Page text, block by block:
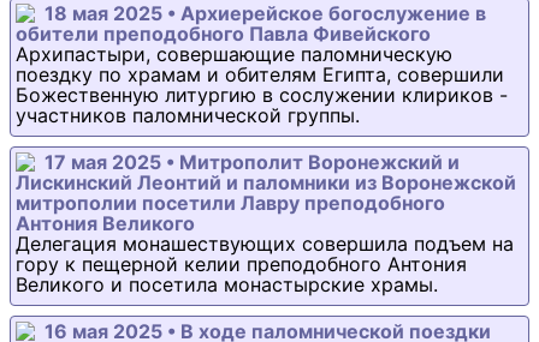
18 мая 2025 • Архиерейское богослужение в
обители преподобного Павла Фивейского
Архипастыри, совершающие паломническую
поездку по храмам и обителям Египта, совершили
Божественную литургию в сослужении клириков -
участников паломнической группы.
17 мая 2025 • Митрополит Воронежский и
Лискинский Леонтий и паломники из Воронежской
митрополии посетили Лавру преподобного
Антония Великого
Делегация монашествующих совершила подъем на
гору к пещерной келии преподобного Антония
Великого и посетила монастырские храмы.
16 мая 2025 • В ходе паломнической поездки